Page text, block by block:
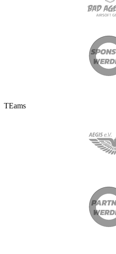
TEams